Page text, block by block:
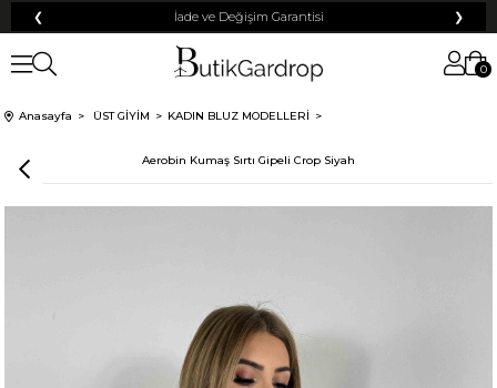
❮ Tüm Kredi Kartlarına +12 Taksit İmkanı! ❯
0
Anasayfa ÜST GİYİM KADIN BLUZ MODELLERİ
Aerobin Kumaş Sırtı Gipeli Crop Siyah